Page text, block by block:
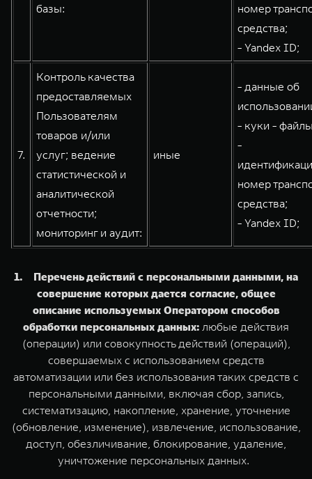
базы:
номер
средства;
- Yandex ID;
7.
Контроль качества
предоставляемых
Пользователям
товаров и/или
услуг; ведение
статистической и
аналитической
отчетности;
мониторинг и аудит:
иные
- данные об
- куки -
-
номер
средства;
- Yandex ID;
1. Перечень действий с персональными данными, на
совершение которых дается согласие, общее
описание используемых Оператором способов
обработки персональных данных: любые действия
(операции) или совокупность действий (операций),
совершаемых с использованием средств
автоматизации или без использования таких средств с
персональными данными, включая сбор, запись,
систематизацию, накопление, хранение, уточнение
(обновление, изменение), извлечение, использование,
доступ, обезличивание, блокирование, удаление,
уничтожение персональных данных.